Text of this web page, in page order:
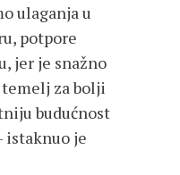
ulaganja u
potpore
jer je snažno
za bolji
budućnost
istaknuo je